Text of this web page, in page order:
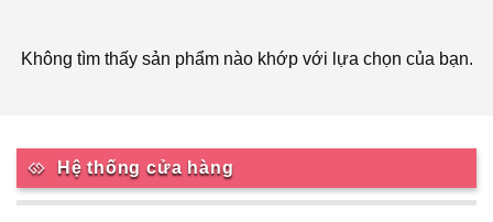
Không tìm thấy sản phẩm nào khớp với lựa chọn của bạn.
Hệ thống cửa hàng